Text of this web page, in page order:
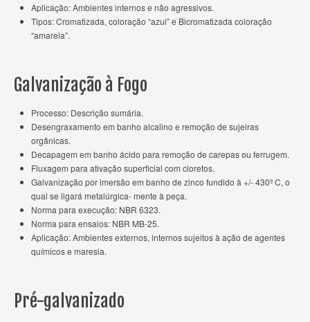
Aplicação: Ambientes internos e não agressivos.
Tipos: Cromatizada, coloração “azul” e Bicromatizada coloração
“amarela”.
Galvanização à Fogo
Processo: Descrição sumária.
Desengraxamento em banho alcalino e remoção de sujeiras
orgânicas.
Decapagem em banho ácido para remoção de carepas ou ferrugem.
Fluxagem para ativação superficial com cloretos.
Galvanização por imersão em banho de zinco fundido à +/- 430º C, o
qual se ligará metalúrgica- mente à peça.
Norma para execução: NBR 6323.
Norma para ensaios: NBR MB-25.
Aplicação: Ambientes externos, internos sujeitos à ação de agentes
químicos e maresia.
Pré-galvanizado